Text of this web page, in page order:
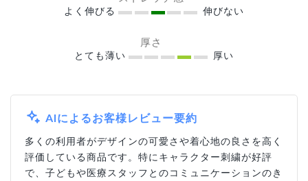
よく伸びる 伸びない
厚さ
とても薄い 厚い
AIによるお客様レビュー要約
多くの利用者がデザインの可愛さや着心地の良さを高く
評価している商品です。特にキャラクター刺繍が好評
で、子どもや医療スタッフとのコミュニケーションのき